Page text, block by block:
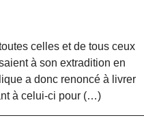
celles et de tous ceux
à son extradition en
a donc renoncé à livrer
à celui-ci pour (…)